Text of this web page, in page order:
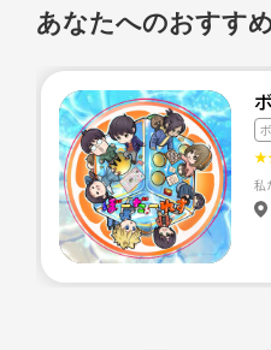
〇バンドやってます。今
てます。キーボード🎹
また音楽全般好き、カラ
り。最近は、ギターと
あなたへのおすす
★